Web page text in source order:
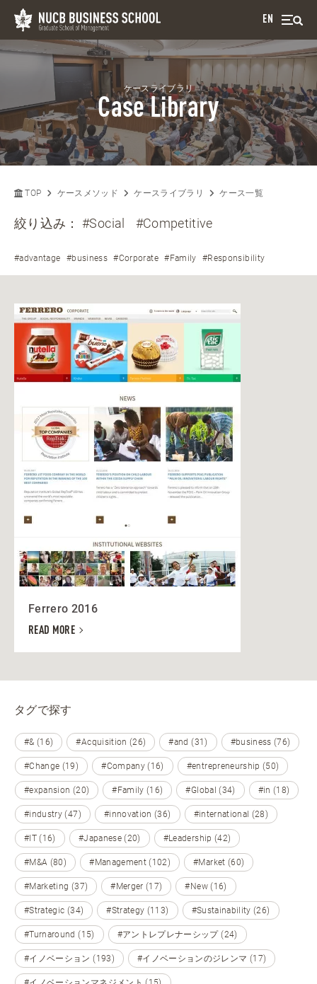
EN
ケースライブラリ
Case Library
TOP ケースメソッド ケースライブラリ ケース一覧
絞り込み：#Social #Competitive
#advantage #business #Corporate #Family #Responsibility
Ferrero 2016
READ MORE
タグで探す
#& (16) #Acquisition (26) #and (31) #business (76)
#Change (19) #Company (16) #entrepreneurship (50)
#expansion (20) #Family (16) #Global (34) #in (18)
#industry (47) #innovation (36) #international (28)
#IT (16) #Japanese (20) #Leadership (42)
#M&A (80) #Management (102) #Market (60)
#Marketing (37) #Merger (17) #New (16)
#Strategic (34) #Strategy (113) #Sustainability (26)
#Turnaround (15) #アントレプレナーシップ (24)
#イノベーション (193) #イノベーションのジレンマ (17)